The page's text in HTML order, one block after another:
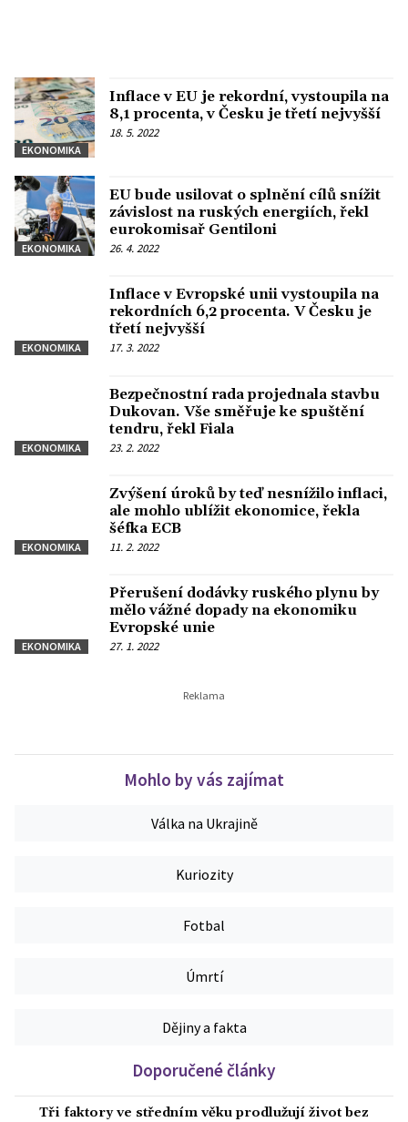
EKONOMIKA
Inflace v EU je rekordní, vystoupila na
8,1 procenta, v Česku je třetí nejvyšší
18. 5. 2022
EKONOMIKA
EU bude usilovat o splnění cílů snížit
závislost na ruských energiích, řekl
eurokomisař Gentiloni
26. 4. 2022
EKONOMIKA
Inflace v Evropské unii vystoupila na
rekordních 6,2 procenta. V Česku je
třetí nejvyšší
17. 3. 2022
EKONOMIKA
Bezpečnostní rada projednala stavbu
Dukovan. Vše směřuje ke spuštění
tendru, řekl Fiala
23. 2. 2022
EKONOMIKA
Zvýšení úroků by teď nesnížilo inflaci,
ale mohlo ublížit ekonomice, řekla
šéfka ECB
11. 2. 2022
EKONOMIKA
Přerušení dodávky ruského plynu by
mělo vážné dopady na ekonomiku
Evropské unie
27. 1. 2022
Mohlo by vás zajímat
Válka na Ukrajině
Kuriozity
Fotbal
Úmrtí
Dějiny a fakta
Doporučené články
Tři faktory ve středním věku prodlužují život bez